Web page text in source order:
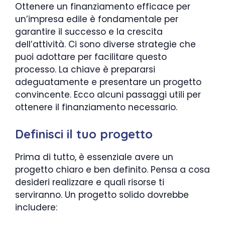
Ottenere un finanziamento efficace per
un’impresa edile è fondamentale per
garantire il successo e la crescita
dell’attività. Ci sono diverse strategie che
puoi adottare per facilitare questo
processo. La chiave è prepararsi
adeguatamente e presentare un progetto
convincente. Ecco alcuni passaggi utili per
ottenere il finanziamento necessario.
Definisci il tuo progetto
Prima di tutto, è essenziale avere un
progetto chiaro e ben definito. Pensa a cosa
desideri realizzare e quali risorse ti
serviranno. Un progetto solido dovrebbe
includere: